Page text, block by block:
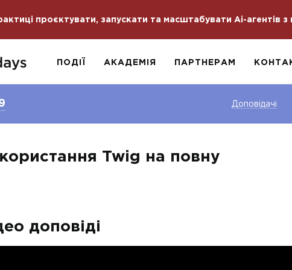
проєктувати, запускати та масштабувати Ai-агентів
ПОДІЇ АКАДЕМІЯ ПАРТНЕРАМ
Доповідачі
Twig на повну
доповіді